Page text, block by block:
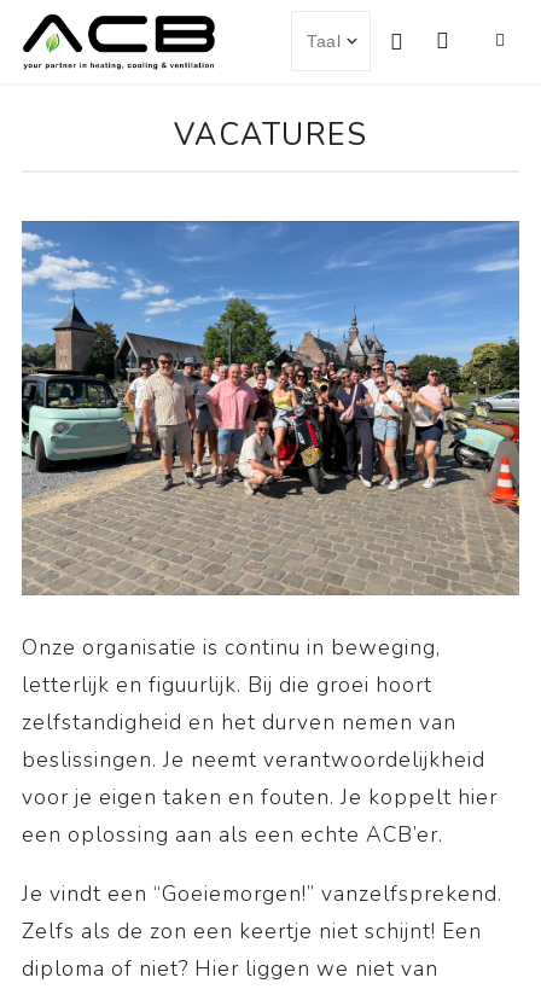
VACATURES
Onze organisatie is continu in beweging,
letterlijk en figuurlijk. Bij die groei hoort
zelfstandigheid en het durven nemen van
beslissingen. Je neemt verantwoordelijkheid
voor je eigen taken en fouten. Je koppelt hier
een oplossing aan als een echte ACB’er.
Je vindt een “Goeiemorgen!” vanzelfsprekend.
Zelfs als de zon een keertje niet schijnt! Een
diploma of niet? Hier liggen we niet van